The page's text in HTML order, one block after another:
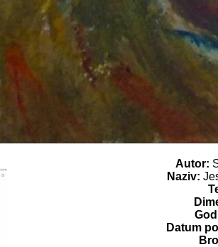
Autor:
Naziv:
Datum